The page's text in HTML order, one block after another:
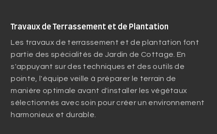
Travaux de Terrassement et de Plantation
Les travaux de terrassement et de plantation font
partie des spécialités de Jardin de Cottage. En
s'appuyant sur des techniques et des outils de
pointe, l'équipe veille à préparer le terrain de
manière optimale avant d'installer les végétaux
sélectionnés avec soin pour créer un environnement
harmonieux et durable.